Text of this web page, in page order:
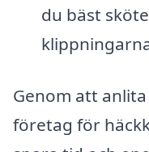
du bäst
Genom att
företag för